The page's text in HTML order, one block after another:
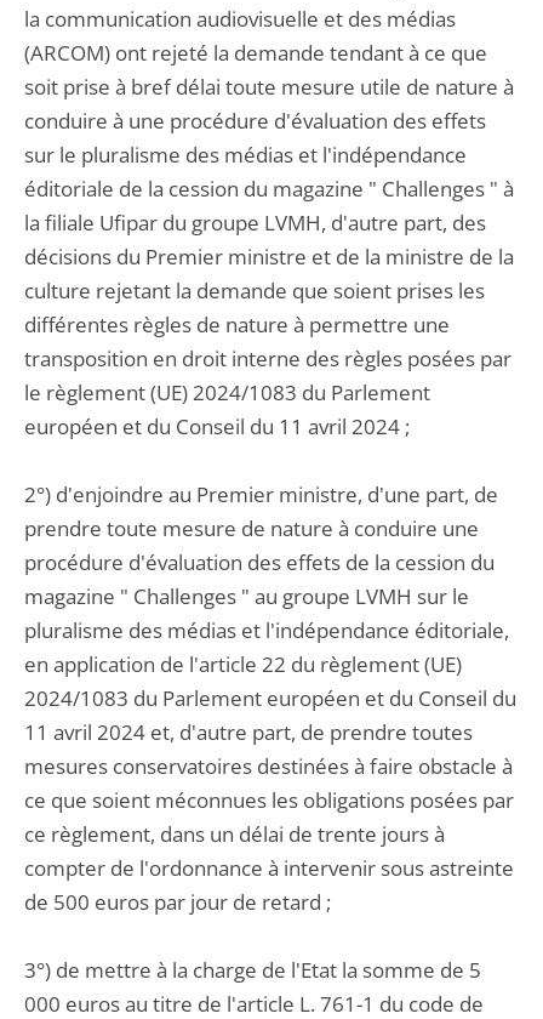
la communication audiovisuelle et des médias
(ARCOM) ont rejeté la demande tendant à ce que
soit prise à bref délai toute mesure utile de nature à
conduire à une procédure d'évaluation des effets
sur le pluralisme des médias et l'indépendance
éditoriale de la cession du magazine " Challenges " à
la filiale Ufipar du groupe LVMH, d'autre part, des
décisions du Premier ministre et de la ministre de la
culture rejetant la demande que soient prises les
différentes règles de nature à permettre une
transposition en droit interne des règles posées par
le règlement (UE) 2024/1083 du Parlement
européen et du Conseil du 11 avril 2024 ;
2°) d'enjoindre au Premier ministre, d'une part, de
prendre toute mesure de nature à conduire une
procédure d'évaluation des effets de la cession du
magazine " Challenges " au groupe LVMH sur le
pluralisme des médias et l'indépendance éditoriale,
en application de l'article 22 du règlement (UE)
2024/1083 du Parlement européen et du Conseil du
11 avril 2024 et, d'autre part, de prendre toutes
mesures conservatoires destinées à faire obstacle à
ce que soient méconnues les obligations posées par
ce règlement, dans un délai de trente jours à
compter de l'ordonnance à intervenir sous astreinte
de 500 euros par jour de retard ;
3°) de mettre à la charge de l'Etat la somme de 5
000 euros au titre de l'article L. 761-1 du code de